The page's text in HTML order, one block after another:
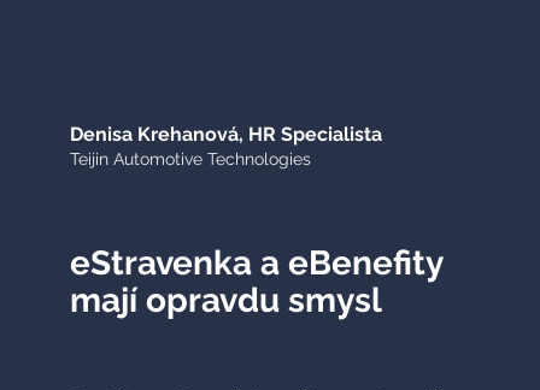
Denisa Krehanová, HR Specialista
Teijin Automotive Technologies
eStravenka a eBenefity
mají opravdu smysl